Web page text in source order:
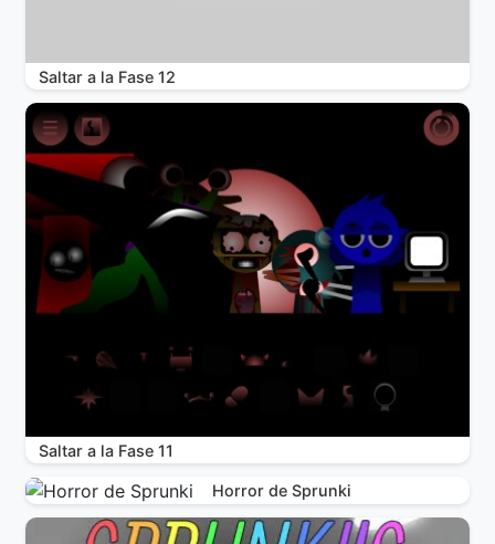
Saltar a la Fase 12
Saltar a la Fase 11
Horror de Sprunki